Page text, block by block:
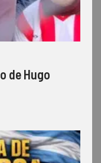
de Hugo